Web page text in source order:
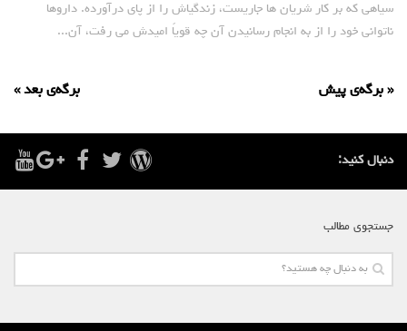
سیاهی که بر کار شریان ها جاری­ست، زندگی­اش را از پای درآورده. داروها
ناتوانی خود را از به انجام رسانیدن آن چه قویاً امیدش می رفت، آن...
« برگه‌ی پیش برگه‌ی بعد »
دنبال کنید:
جستجوی مطالب